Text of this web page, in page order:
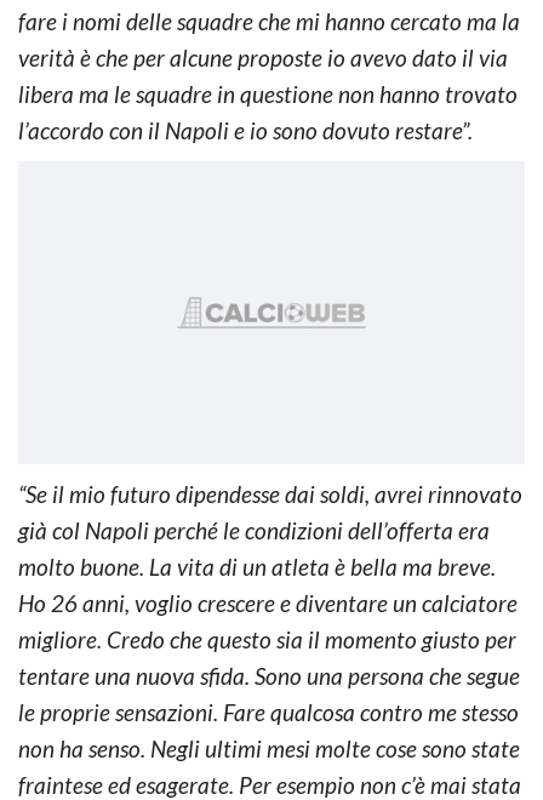
fare i nomi delle squadre che mi hanno cercato ma la
verità è che per alcune proposte io avevo dato il via
libera ma le squadre in questione non hanno trovato
l’accordo con il Napoli e io sono dovuto restare”.
“Se il mio futuro dipendesse dai soldi, avrei rinnovato
già col Napoli perché le condizioni dell’offerta era
molto buone. La vita di un atleta è bella ma breve.
Ho 26 anni, voglio crescere e diventare un calciatore
migliore. Credo che questo sia il momento giusto per
tentare una nuova sfida. Sono una persona che segue
le proprie sensazioni. Fare qualcosa contro me stesso
non ha senso. Negli ultimi mesi molte cose sono state
fraintese ed esagerate. Per esempio non c’è mai stata